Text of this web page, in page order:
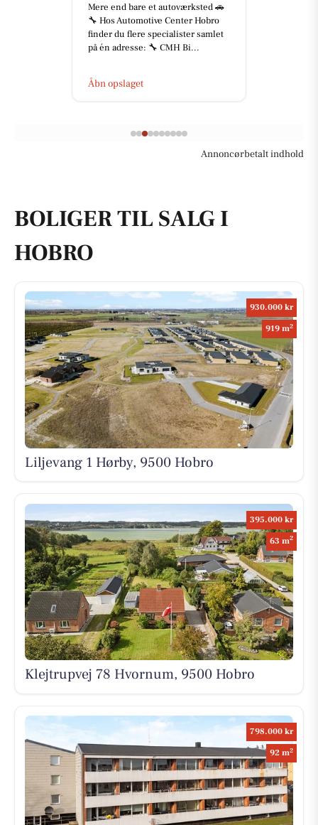
Sæsonen for alvor i gang🌱☀️
Hækken kalder, græsset gror – og
vi har et stort udvalg af skov- og
haveprodukter til sæsonens ...
Åbn opslaget
Annoncørbetalt indhold
BOLIGER TIL SALG I
HOBRO
930.000 kr
919 m2
Liljevang 1 Hørby, 9500 Hobro
395.000 kr
63 m2
Klejtrupvej 78 Hvornum, 9500 Hobro
798.000 kr
92 m2